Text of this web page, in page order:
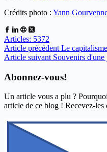
Crédits photo : Yann
Articles: 5372
Article précédent Le
Article suivant Souvenirs
Abonnez-vous!
Un article vous a plu ?
article de ce blog ! Recevez-